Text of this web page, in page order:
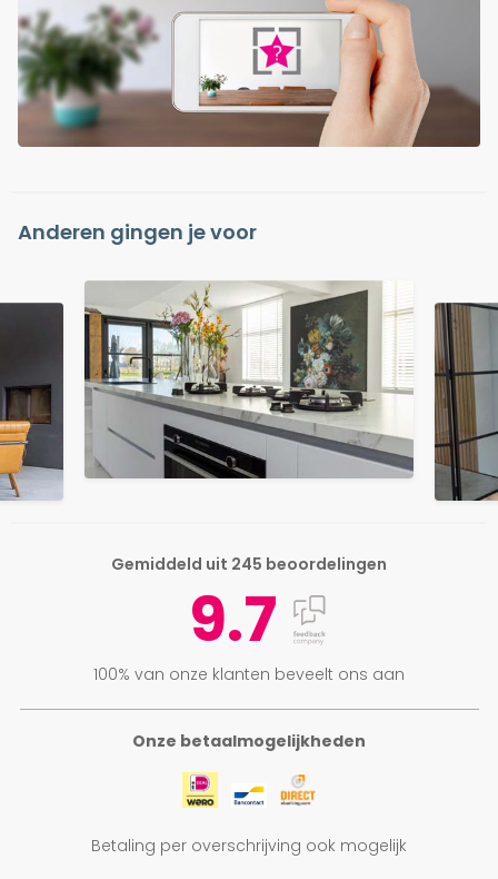
Anderen gingen je voor
Onze betaalmogelijkheden
Betaling per overschrijving ook mogelijk
Gemiddeld uit 245 beoordelingen
9.7
100% van onze klanten beveelt ons aan